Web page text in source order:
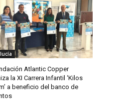
Atlantic Copper
la XI Carrera Infantil ‘Kilos
a beneficio del banco de